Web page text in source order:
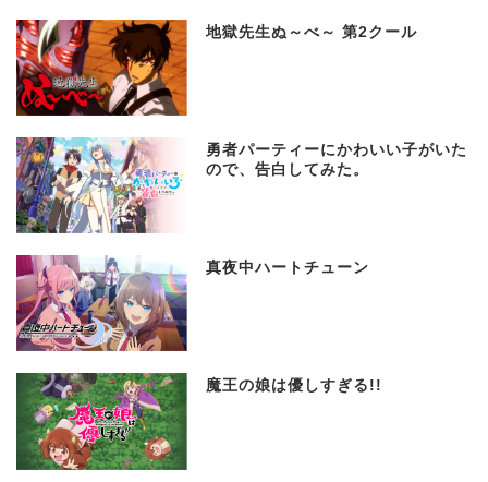
地獄先生ぬ～べ～ 第2クール
勇者パーティーにかわいい子がいた
ので、告白してみた。
真夜中ハートチューン
魔王の娘は優しすぎる!!